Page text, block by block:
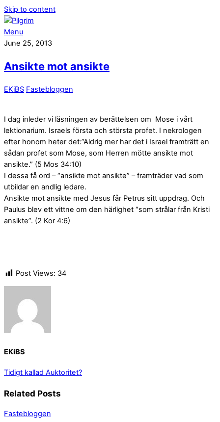
Skip to content
Menu
June 25, 2013
Ansikte mot ansikte
EKiBS Fastebloggen
I dag inleder vi läsningen av berättelsen om Mose i vårt
lektionarium. Israels första och största profet. I nekrologen
efter honom heter det:”Aldrig mer har det i Israel framträtt en
sådan profet som Mose, som Herren mötte ansikte mot
ansikte.” (5 Mos 34:10)
I dessa få ord – “ansikte mot ansikte” – framträder vad som
utbildar en andlig ledare.
Ansikte mot ansikte med Jesus får Petrus sitt uppdrag. Och
Paulus blev ett vittne om den härlighet “som strålar från Kristi
ansikte”. (2 Kor 4:6)
Post Views: 34
EKiBS
Tidigt kallad Auktoritet?
Related Posts
Fastebloggen